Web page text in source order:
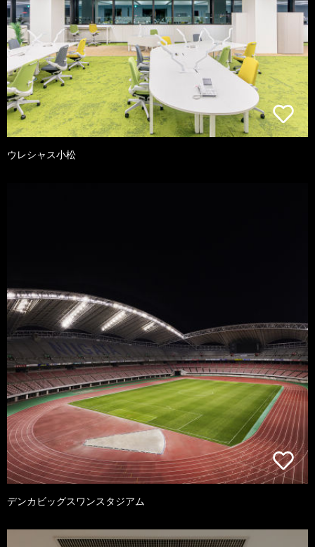
ウレシャス小松
デンカビッグスワンスタジアム